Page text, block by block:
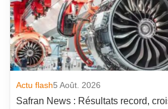
Actu flash5 Août. 2026
Safran News : Résultats record,